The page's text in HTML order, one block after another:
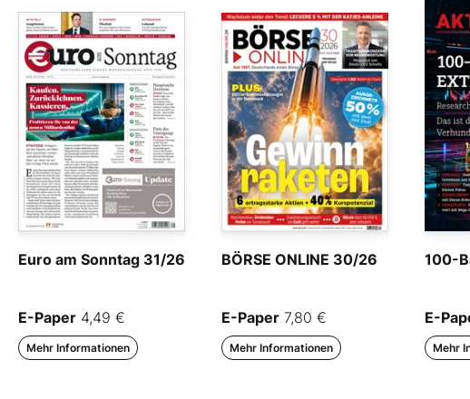
Euro am Sonntag 31/26
E-Paper 4,49 €
Mehr Informationen
BÖRSE ONLINE 30/26
E-Paper 7,80 €
Mehr Informationen
100-
E-
Mehr